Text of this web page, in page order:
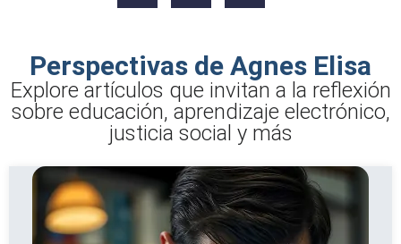
Perspectivas de Agnes Elisa
Explore artículos que invitan a la reflexión
sobre educación, aprendizaje electrónico,
justicia social y más